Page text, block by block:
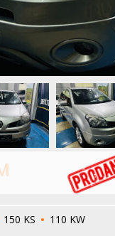
150 KS 110 KW